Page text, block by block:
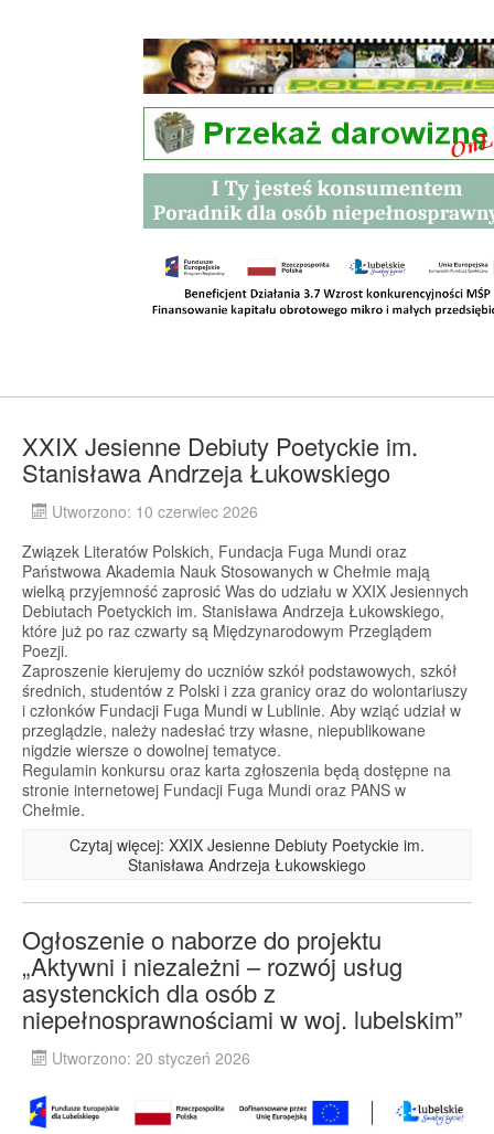
XXIX Jesienne Debiuty Poetyckie im.
Stanisława Andrzeja Łukowskiego
Utworzono: 10 czerwiec 2026
Związek Literatów Polskich, Fundacja Fuga Mundi oraz
Państwowa Akademia Nauk Stosowanych w Chełmie mają
wielką przyjemność zaprosić Was do udziału w XXIX Jesiennych
Debiutach Poetyckich im. Stanisława Andrzeja Łukowskiego,
które już po raz czwarty są Międzynarodowym Przeglądem
Poezji.
Zaproszenie kierujemy do uczniów szkół podstawowych, szkół
średnich, studentów z Polski i zza granicy oraz do wolontariuszy
i członków Fundacji Fuga Mundi w Lublinie. Aby wziąć udział w
przeglądzie, należy nadesłać trzy własne, niepublikowane
nigdzie wiersze o dowolnej tematyce.
Regulamin konkursu oraz karta zgłoszenia będą dostępne na
stronie internetowej Fundacji Fuga Mundi oraz PANS w
Chełmie.
Czytaj więcej: XXIX Jesienne Debiuty Poetyckie im.
Stanisława Andrzeja Łukowskiego
Ogłoszenie o naborze do projektu
„Aktywni i niezależni – rozwój usług
asystenckich dla osób z
niepełnosprawnościami w woj. lubelskim”
Utworzono: 20 styczeń 2026